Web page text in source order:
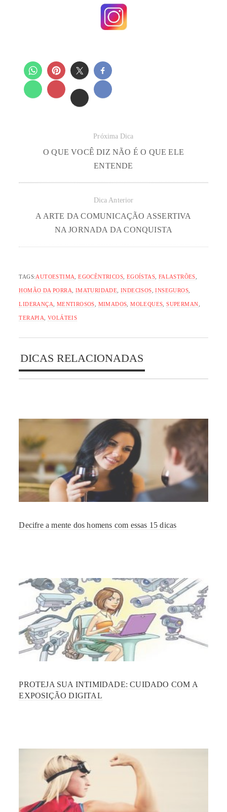
Próxima Dica
O QUE VOCÊ DIZ NÃO É O QUE ELE
ENTENDE
Dica Anterior
A ARTE DA COMUNICAÇÃO ASSERTIVA
NA JORNADA DA CONQUISTA
TAGS:AUTOESTIMA ,EGOCÊNTRICOS EGOÍSTAS FALASTRÕES
HOMÃO DA PORRA IMATURIDADE ,INDECISOS ,INSEGUROS
LIDERANÇA MENTIROSOS MIMADOS ,MOLEQUES ,SUPERMAN
TERAPIA ,VOLÁTEIS
DICAS RELACIONADAS
Decifre a mente dos homens com essas 15 dicas
PROTEJA SUA INTIMIDADE: CUIDADO COM A
EXPOSIÇÃO DIGITAL